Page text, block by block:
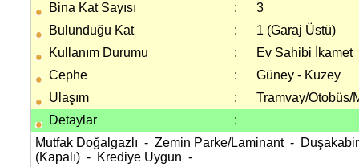
Bina Kat Sayısı
:
3
Bulunduğu Kat
:
1 (Garaj Üstü)
Kullanım Durumu
:
Ev Sahibi İkamet
Cephe
:
Güney - Kuzey
Ulaşım
:
Tramvay/Otobüs/
Detaylar
:
Mutfak Doğalgazlı - Zemin Parke/Laminant -
(Kapalı) - Krediye Uygun -